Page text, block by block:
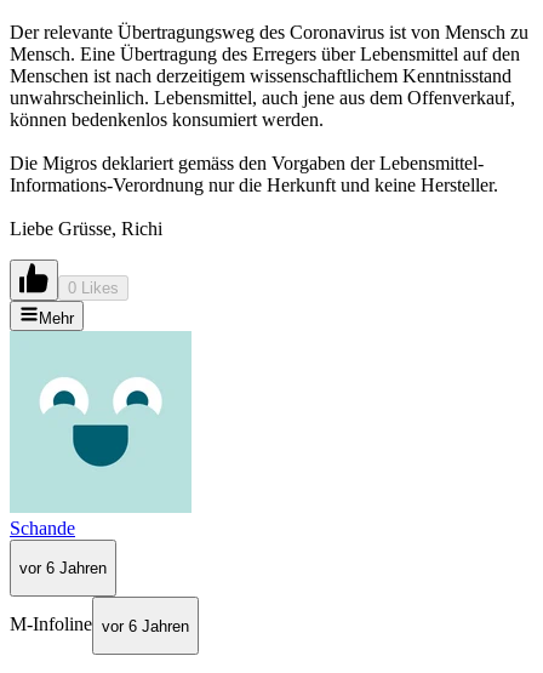
Der relevante Übertragungsweg des Coronavirus ist von Mensch zu
Mensch. Eine Übertragung des Erregers über Lebensmittel auf den
Menschen ist nach derzeitigem wissenschaftlichem Kenntnisstand
unwahrscheinlich. Lebensmittel, auch jene aus dem Offenverkauf,
können bedenkenlos konsumiert werden.
Die Migros deklariert gemäss den Vorgaben der Lebensmittel-
Informations-Verordnung nur die Herkunft und keine Hersteller.
Liebe Grüsse, Richi
0 Likes
Mehr
Schande
vor 6 Jahren
M-Infoline vor 6 Jahren